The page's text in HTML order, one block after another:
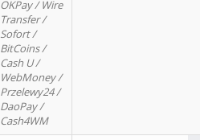
OKPay / Wire
Transfer /
Sofort /
BitCoins /
Cash U /
WebMoney /
Przelewy24 /
DaoPay /
Cash4WM